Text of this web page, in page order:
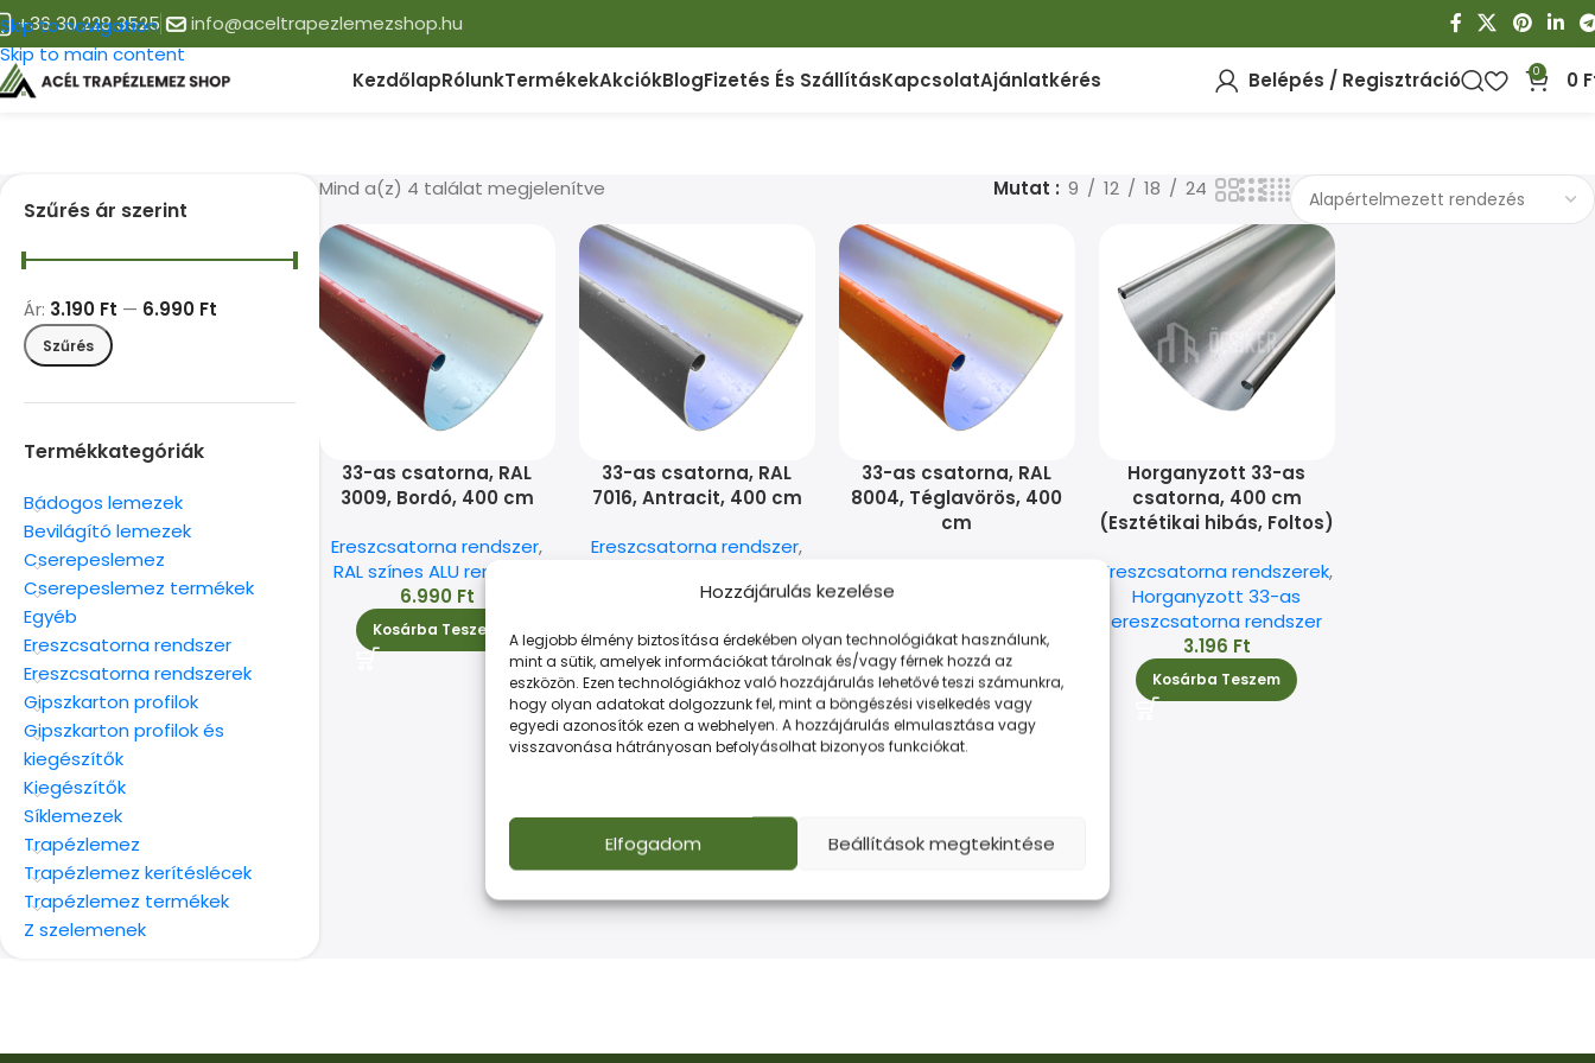
Hozzájárulás kezelése
A legjobb élmény biztosítása érdekében olyan technológiákat használunk,
mint a sütik, amelyek információkat tárolnak és/vagy férnek hozzá az
eszközön. Ezen technológiákhoz való hozzájárulás lehetővé teszi számunkra,
hogy olyan adatokat dolgozzunk fel, mint a böngészési viselkedés vagy
egyedi azonosítók ezen a webhelyen. A hozzájárulás elmulasztása vagy
visszavonása hátrányosan befolyásolhat bizonyos funkciókat.
Elfogadom Beállítások megtekintése
Skip to navigation
Skip to main content
+36 30 228 3525 info@aceltrapezlemezshop.hu
KezdőlapRólunkTermékekAkciókBlogFizetés És SzállításKapcsolatAjánlatkérés Belépés / Regisztráció 0 0
Szűrés ár szerint
Szűrés
Ár: 3.190 Ft — 6.990 Ft
Termékkategóriák
Bádogos lemezek
Bevilágító lemezek
Cserepeslemez
Cserepeslemez termékek
Egyéb
Ereszcsatorna rendszer
Ereszcsatorna rendszerek
Gipszkarton profilok
Gipszkarton profilok és
kiegészítők
Kiegészítők
Síklemezek
Trapézlemez
Trapézlemez kerítéslécek
Trapézlemez termékek
Z szelemenek
Mind a(z) 4 találat megjelenítve Mutat 9 12 18 24
33-as csatorna, RAL
3009, Bordó, 400 cm
Ereszcsatorna rendszer,
RAL színes ALU rendszer
6.990 Ft
Kosárba Teszem
33-as csatorna, RAL
7016, Antracit, 400 cm
Ereszcsatorna rendszer,
6.990Ft
Kosárba Teszem
33-as csatorna, RAL
8004, Téglavörös, 400
cm
RAL színes ALU rendszer
Kosárba Teszem
Horganyzott 33-as
csatorna, 400 cm
(Esztétikai hibás, Foltos)
Ereszcsatorna rendszerek,
Horganyzott 33-as
ereszcsatorna rendszer
3.196 Ft
Kosárba Teszem